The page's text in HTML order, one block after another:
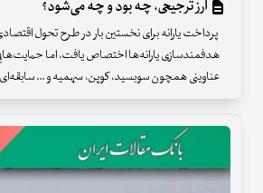
ارز ترجیحی، چه بود و چه می‌شود؟
پرداخت یارانه برای نخستین بار در طرح تحول
هدفمندسازی یارانه‌ها اختصاص یافت، اما
عناوینی همچون سوبسید، کوپن، سهمیه و ... سابقه‌ای